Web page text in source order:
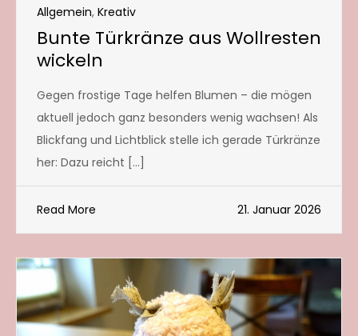
Allgemein, Kreativ
Bunte Türkränze aus Wollresten
wickeln
Gegen frostige Tage helfen Blumen – die mögen
aktuell jedoch ganz besonders wenig wachsen! Als
Blickfang und Lichtblick stelle ich gerade Türkränze
her: Dazu reicht […]
Read More 21. Januar 2026